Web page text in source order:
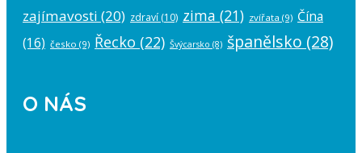
zajímavosti (20) zdraví (10) zima (21) zvířata (9) Čína
(16) česko (9) Řecko (22) Švýcarsko (8) španělsko (28)
O NÁS